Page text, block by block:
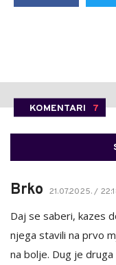
KOMENTARI 7
Brko 21.07.2025. /
Daj se saberi, kazes
njega stavili na prvo
na bolje. Dug je